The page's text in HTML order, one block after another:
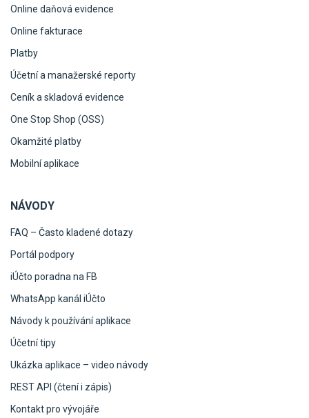
Online daňová evidence
Online fakturace
Platby
Účetní a manažerské reporty
Ceník a skladová evidence
One Stop Shop (OSS)
Okamžité platby
Mobilní aplikace
NÁVODY
FAQ – Často kladené dotazy
Portál podpory
iÚčto poradna na FB
WhatsApp kanál iÚčto
Návody k používání aplikace
Účetní tipy
Ukázka aplikace – video návody
REST API (čtení i zápis)
Kontakt pro vývojáře